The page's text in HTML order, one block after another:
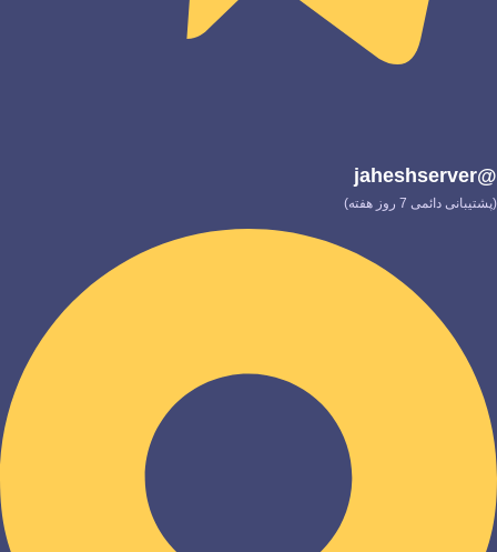
@jaheshserver
(پشتیبانی دائمی 7 روز هفته)